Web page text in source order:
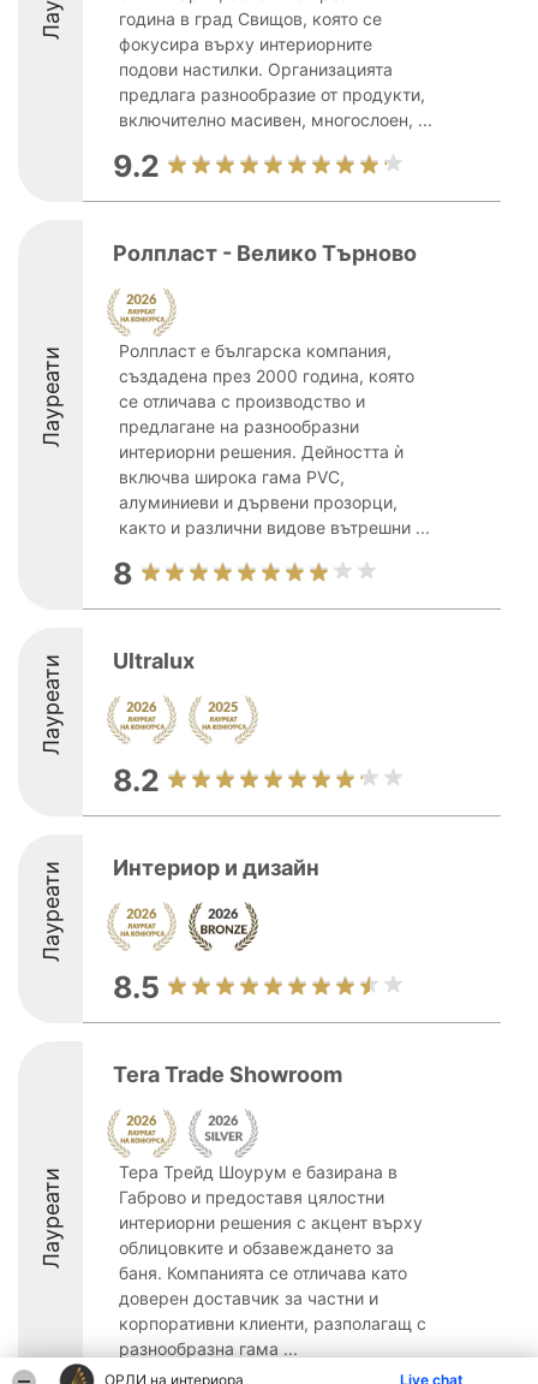
ОРЛИ на интериора Live chat
година в град Свищов, която се
фокусира върху интериорните
подови настилки. Организацията
предлага разнообразие от продукти,
включително масивен, многослоен, ...
9.2
Лауреати
Ролпласт - Велико Търново
Ролпласт е българска компания,
създадена през 2000 година, която
се отличава с производство и
предлагане на разнообразни
интериорни решения. Дейността ѝ
включва широка гама PVC,
алуминиеви и дървени прозорци,
както и различни видове вътрешни ...
8
Лауреати Ultralux
8.2
Лауреати Интериор и дизайн
8.5
Лауреати
Tera Trade Showroom
Тера Трейд Шоурум е базирана в
Габрово и предоставя цялостни
интериорни решения с акцент върху
облицовките и обзавеждането за
баня. Компанията се отличава като
доверен доставчик за частни и
корпоративни клиенти, разполагащ с
разнообразна гама ...